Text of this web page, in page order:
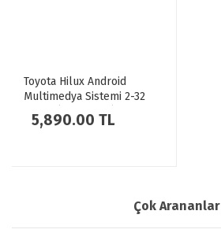
Toyota Hilux Android
Multimedya Sistemi 2-32
Myway(2015-2020)
5,890.00 TL
Çok Arananlar